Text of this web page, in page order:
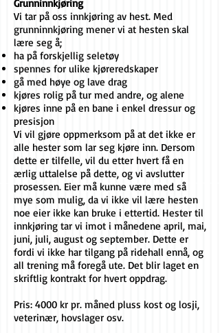
Grunninnkjøring
Vi tar på oss innkjøring av hest. Med
grunninnkjøring mener vi at hesten skal
lære seg å;
ha på forskjellig seletøy
spennes for ulike kjøreredskaper
gå med høye og lave drag
kjøres rolig på tur med andre, og alene
kjøres inne på en bane i enkel dressur og
presisjon
Vi vil gjøre oppmerksom på at det ikke er
alle hester som lar seg kjøre inn. Dersom
dette er tilfelle, vil du etter hvert få en
ærlig uttalelse på dette, og vi avslutter
prosessen. Eier må kunne være med så
mye som mulig, da vi ikke vil lære hesten
noe eier ikke kan bruke i ettertid. Hester til
innkjøring tar vi imot i månedene april, mai,
juni, juli, august og september. Dette er
fordi vi ikke har tilgang på ridehall ennå, og
all trening må foregå ute. Det blir laget en
skriftlig kontrakt for hvert oppdrag.
Pris: 4000 kr pr. måned pluss kost og losji,
veterinær, hovslager osv.